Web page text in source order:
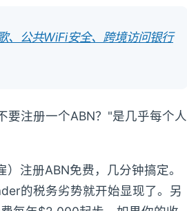
、公共WiFi安全、跨境访问银行
要注册一个ABN？"是几乎每个人
注册ABN免费，几分钟搞定。
的税务劣势就开始显现了。另